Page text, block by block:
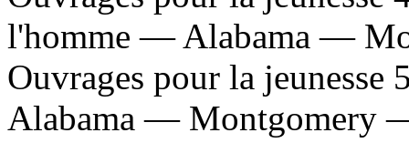
l'homme — Alabama —
Ouvrages pour la
Alabama — Montgomery